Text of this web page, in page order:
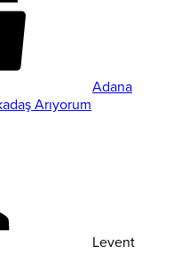
Adana
Arıyorum
Levent